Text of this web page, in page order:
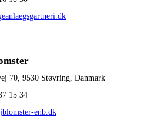
70, 9530 Støvring, Danmark
15 34
enb.dk